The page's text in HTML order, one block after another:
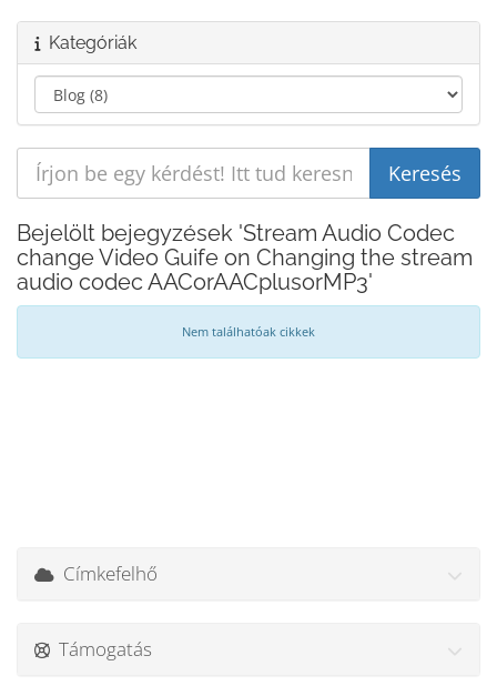
Kategóriák
Bejelölt bejegyzések 'Stream Audio Codec
change Video Guife on Changing the stream
audio codec AACorAACplusorMP3'
Nem találhatóak cikkek
Címkefelhő
Támogatás